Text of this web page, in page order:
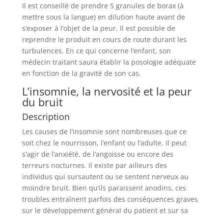
Il est conseillé de prendre 5 granules de borax (à
mettre sous la langue) en dilution haute avant de
s’exposer à l’objet de la peur. Il est possible de
reprendre le produit en cours de route durant les
turbulences. En ce qui concerne l’enfant, son
médecin traitant saura établir la posologie adéquate
en fonction de la gravité de son cas.
L’insomnie, la nervosité et la peur
du bruit
Description
Les causes de l’insomnie sont nombreuses que ce
soit chez le nourrisson, l’enfant ou l’adulte. Il peut
s’agir de l’anxiété, de l’angoisse ou encore des
terreurs nocturnes. Il existe par ailleurs des
individus qui sursautent ou se sentent nerveux au
moindre bruit. Bien qu’ils paraissent anodins, ces
troubles entraînent parfois des conséquences graves
sur le développement général du patient et sur sa